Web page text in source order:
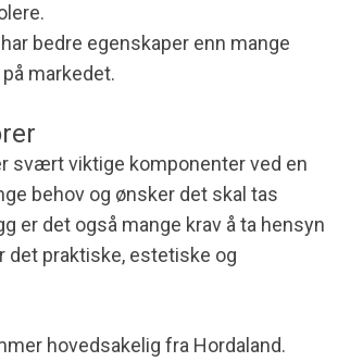
bedre egenskaper enn mange
markedet.
svært viktige komponenter ved en
behov og ønsker det skal tas
er det også mange krav å ta hensyn
det praktiske, estetiske og
hovedsakelig fra Hordaland.